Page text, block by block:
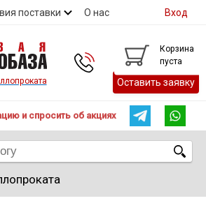
поставки О нас Вход
Корзина
пуста
Оставить заявку
и спросить об акциях